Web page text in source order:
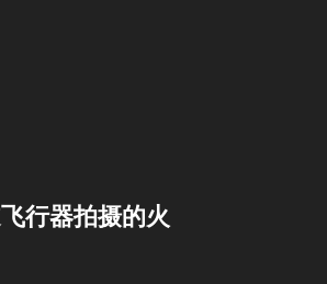
行器拍摄的火